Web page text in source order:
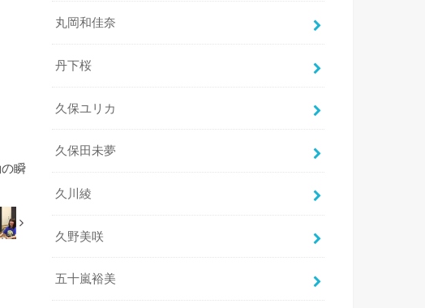
瞬
丸岡和佳奈
丹下桜
久保ユリカ
久保田未夢
久川綾
久野美咲
五十嵐裕美